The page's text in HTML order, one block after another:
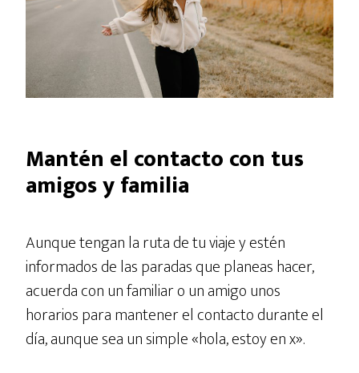
Mantén el contacto con tus
amigos y familia
Aunque tengan la ruta de tu viaje y estén
informados de las paradas que planeas hacer,
acuerda con un familiar o un amigo unos
horarios para mantener el contacto durante el
día, aunque sea un simple «hola, estoy en x».